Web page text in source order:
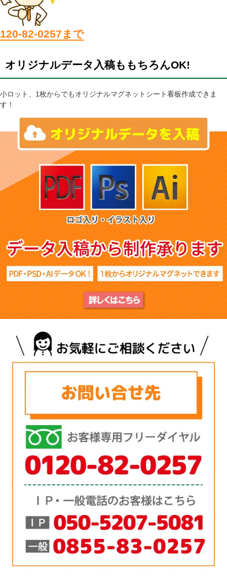
120-82-0257まで
オリジナルデータ入稿ももちろんOK!
小ロット、1枚からでもオリジナルマグネットシート看板作成できま
す！